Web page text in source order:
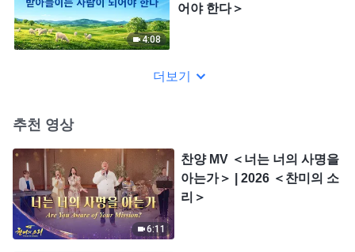
4:08
어야 한다＞
더보기
추천 영상
6:11
찬양 MV ＜너는 너의 사명을
아는가＞ | 2026 ＜찬미의 소
리＞